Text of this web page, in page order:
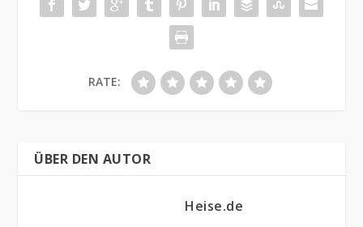
RATE:
ÜBER DEN AUTOR
Heise.de